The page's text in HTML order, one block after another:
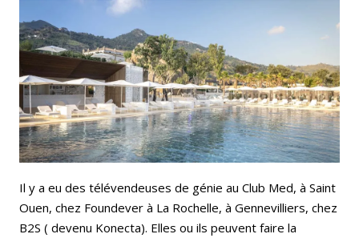
Email Facebook LinkedIn
Bluesky Whatsapp
Il y a eu des télévendeuses de génie au Club Med, à Saint
Ouen, chez Foundever à La Rochelle, à Gennevilliers, chez
B2S ( devenu Konecta). Elles ou ils peuvent faire la